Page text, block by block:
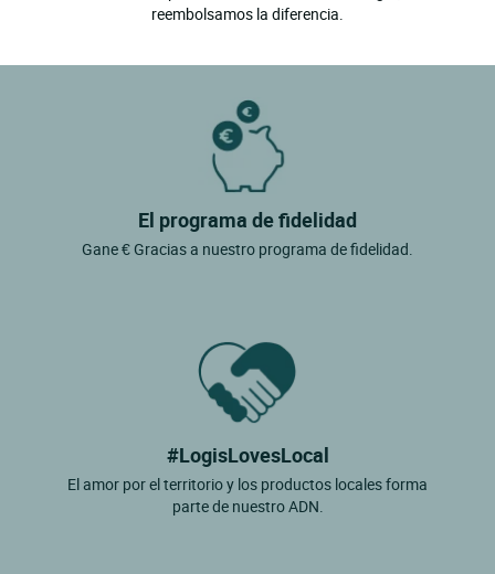
reembolsamos la diferencia.
El programa de fidelidad
Gane € Gracias a nuestro programa de fidelidad.
#LogisLovesLocal
El amor por el territorio y los productos locales forma
parte de nuestro ADN.